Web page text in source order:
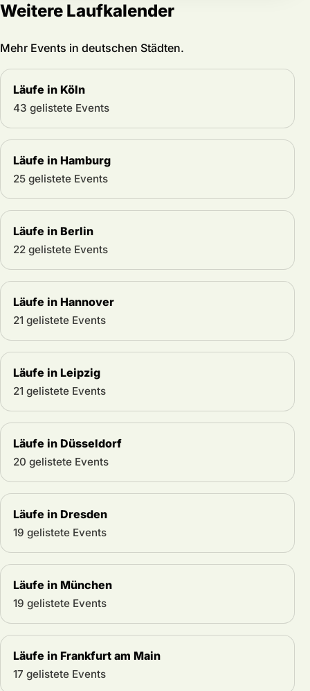
Weitere Laufkalender
Mehr Events in deutschen Städten.
Läufe in Köln
43 gelistete Events
Läufe in Hamburg
25 gelistete Events
Läufe in Berlin
22 gelistete Events
Läufe in Hannover
21 gelistete Events
Läufe in Leipzig
21 gelistete Events
Läufe in Düsseldorf
20 gelistete Events
Läufe in Dresden
19 gelistete Events
Läufe in München
19 gelistete Events
Läufe in Frankfurt am Main
17 gelistete Events